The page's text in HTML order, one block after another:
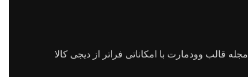
قالب وودمارت با امکاناتی فراتر از دیجی کالا